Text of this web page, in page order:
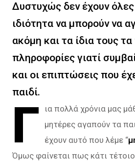
Δυστυχώς δεν έχουν όλες
ιδιότητα να μπορούν να
ακόμη και τα ίδια τους
πληροφορίες γιατί
και οι επιπτώσεις που
παιδί.
Γ
ια πολλά χρόνια μας
μητέρες αγαπούν τα
έχουν αυτό που λέμε “
Όμως φαίνεται πως κάτι τέτοιο